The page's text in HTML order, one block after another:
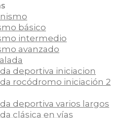
básico
intermedio
avanzado
deportiva iniciacion
rocódromo iniciación 2
deportiva varios largos
clásica en vías